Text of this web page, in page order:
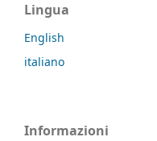
Lingua
English
italiano
Informazioni